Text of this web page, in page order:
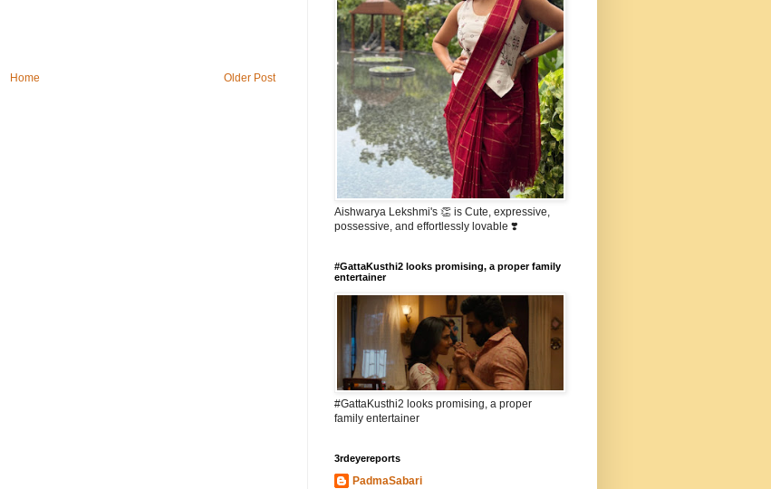
Older Post
Home
Aishwarya Lekshmi's 👏 is Cute, expressive,
possessive, and effortlessly lovable ❣️
#GattaKusthi2 looks promising, a proper family
entertainer
#GattaKusthi2 looks promising, a proper
family entertainer
3rdeyereports
PadmaSabari